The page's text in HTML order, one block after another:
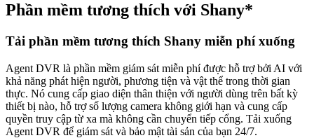
Phần mềm tương thích với Shany*
Tải phần mềm tương thích Shany miễn phí xuống
Agent DVR là phần mềm giám sát miễn phí được hỗ trợ bởi AI với
khả năng phát hiện người, phương tiện và vật thể trong thời gian
thực. Nó cung cấp giao diện thân thiện với người dùng trên bất kỳ
thiết bị nào, hỗ trợ số lượng camera không giới hạn và cung cấp
quyền truy cập từ xa mà không cần chuyển tiếp cổng. Tải xuống
Agent DVR để giám sát và bảo mật tài sản của bạn 24/7.